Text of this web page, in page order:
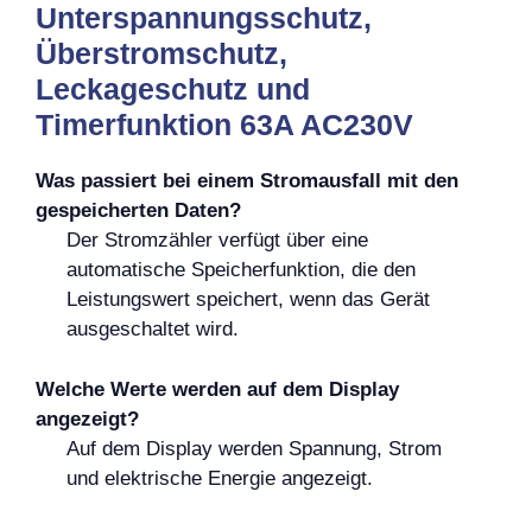
Unterspannungsschutz,
Überstromschutz,
Leckageschutz und
Timerfunktion 63A AC230V
Was passiert bei einem Stromausfall mit den
gespeicherten Daten?
Der Stromzähler verfügt über eine
automatische Speicherfunktion, die den
Leistungswert speichert, wenn das Gerät
ausgeschaltet wird.
Welche Werte werden auf dem Display
angezeigt?
Auf dem Display werden Spannung, Strom
und elektrische Energie angezeigt.